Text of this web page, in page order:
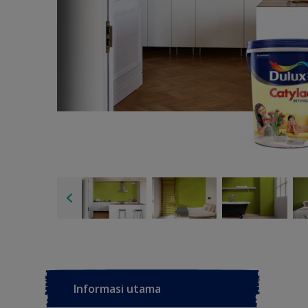
Informasi utama